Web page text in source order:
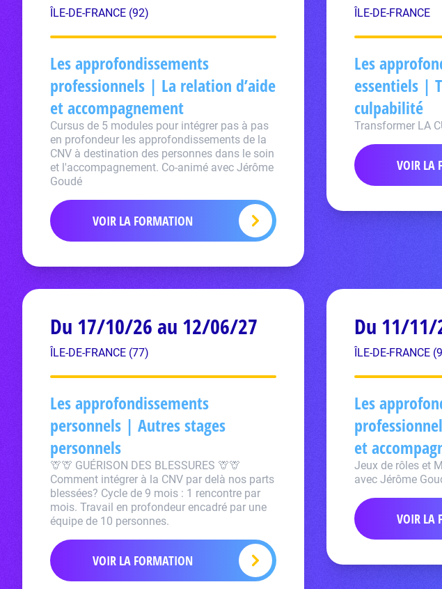
ÎLE-DE-FRANCE (92)
Les approfondissements
professionnels | La relation d’aide
et accompagnement
Cursus de 5 modules pour intégrer pas à pas
en profondeur les approfondissements de la
CNV à destination des personnes dans le soin
et l'accompagnement. Co-animé avec Jérôme
Goudé
VOIR LA FORMATION
ÎLE-DE-FRANCE
Les
essentiels |
culpabilité
Transformer LA
VOIR LA
Du 17/10/26 au 12/06/27
ÎLE-DE-FRANCE (77)
Les approfondissements
personnels | Autres stages
personnels
🦒🦒 GUÉRISON DES BLESSURES 🦒🦒
Comment intégrer à la CNV par delà nos parts
blessées? Cycle de 9 mois : 1 rencontre par
mois. Travail en profondeur encadré par une
équipe de 10 personnes.
VOIR LA FORMATION
Du 11/
ÎLE-DE-FRANCE
Les
et
Jeux de rôles et
avec Jérôme
VOIR LA